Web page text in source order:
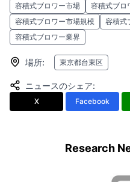
容積式ブロワー市場
容積式ブロ
容積式ブロワー市場規模
容積式
容積式ブロワー業界
場所: 東京都台東区
ニュースのシェア:
X Facebook
Research